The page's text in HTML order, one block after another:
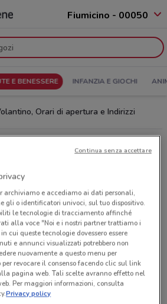
Fiumicino - 00050
E BENESSERE INFANZIA E GIOCHI
Orari di apertura e Indirizzi
volantino Medi-Market
archiviamo e accediamo ai dati personali,
gli o identificatori univoci, sul tuo dispositivo.
le tecnologie di tracciamento affinché
alla voce "Noi e i nostri partner trattiamo i
cui queste tecnologie dovessero essere
e annunci visualizzati potrebbero non
nuovamente a questo menu per
revocare il consenso facendo clic sul link
pagina web. Tali scelte avranno effetto nel
Per maggiori informazioni, consulta
Privacy policy
Continua senza accettare